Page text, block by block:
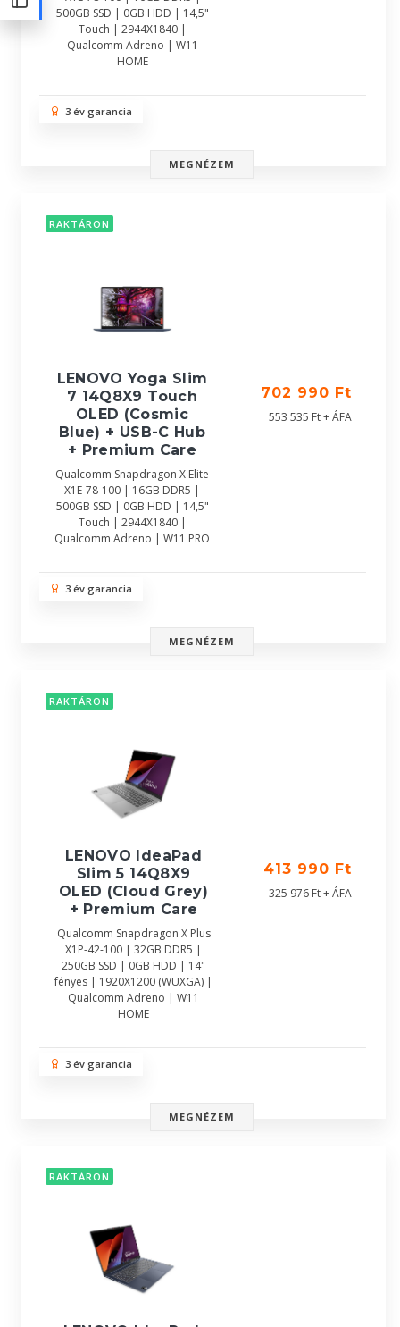
500GB SSD | 0GB HDD | 14,5"
Touch | 2944X1840 |
Qualcomm Adreno | W11
HOME
3 év garancia
MEGNÉZEM
RAKTÁRON
LENOVO Yoga Slim
7 14Q8X9 Touch
OLED (Cosmic
Blue) + USB-C Hub
+ Premium Care
Qualcomm Snapdragon X Elite
X1E-78-100 | 16GB DDR5 |
500GB SSD | 0GB HDD | 14,5"
Touch | 2944X1840 |
Qualcomm Adreno | W11 PRO
702 990 Ft
553 535 Ft + ÁFA
3 év garancia
MEGNÉZEM
RAKTÁRON
LENOVO IdeaPad
Slim 5 14Q8X9
OLED (Cloud Grey)
+ Premium Care
Qualcomm Snapdragon X Plus
X1P-42-100 | 32GB DDR5 |
250GB SSD | 0GB HDD | 14"
fényes | 1920X1200 (WUXGA) |
Qualcomm Adreno | W11
HOME
413 990 Ft
325 976 Ft + ÁFA
3 év garancia
MEGNÉZEM
RAKTÁRON